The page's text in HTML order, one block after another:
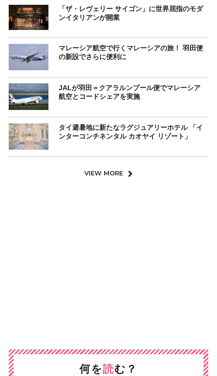
「ザ・レヴェリー サイゴン」に世界屈指のモダ
ンイタリアンが開業
マレーシア航空で行くマレーシアの旅！ 羽田便
の新設でさらに便利に
JALが羽田＝クアラルンプール便でマレーシア
航空とコードシェアを実施
タイ避暑地に新たなラグジュアリーホテル 「イ
ンターコンチネンタル カオヤイ リゾート」
VIEW MORE
何を読む？